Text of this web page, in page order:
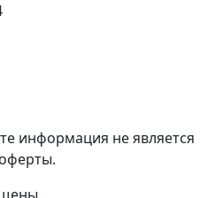
информация не является